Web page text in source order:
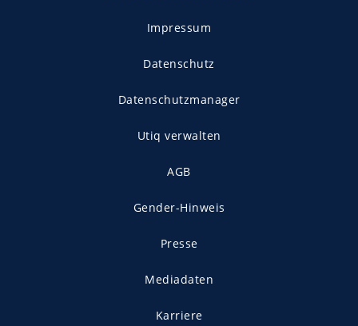
Impressum
Datenschutz
Datenschutzmanager
Utiq verwalten
AGB
Gender-Hinweis
Presse
Mediadaten
Karriere